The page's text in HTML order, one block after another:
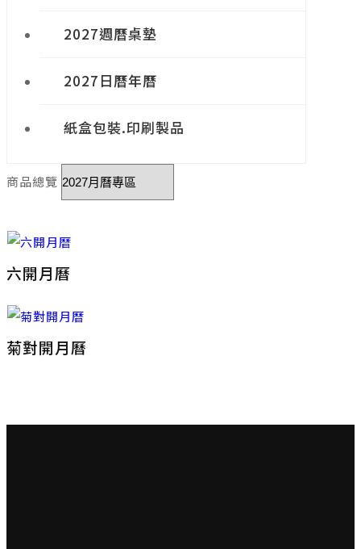
2027週曆桌墊
2027日曆年曆
紙盒包裝.印刷製品
商品總覽
六開月曆
菊對開月曆